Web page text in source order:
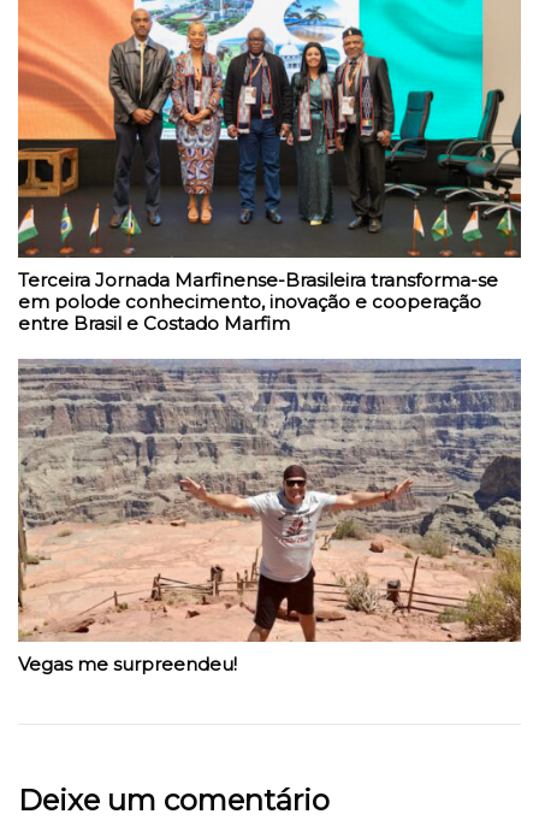
Terceira Jornada Marfinense-Brasileira transforma-se
em polode conhecimento, inovação e cooperação
entre Brasil e Costado Marfim
Vegas me surpreendeu!
Deixe um comentário